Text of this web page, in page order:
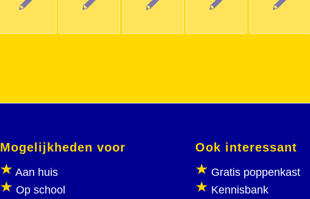
Mogelijkheden voor
Aan huis
Op school
Ook interessant
Gratis poppenkast
Kennisbank